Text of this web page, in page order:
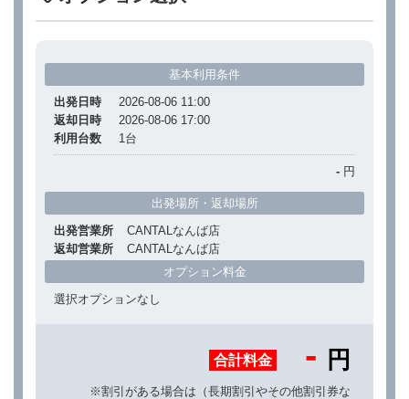
基本利用条件
出発日時
2026-08-06 11:00
返却日時
2026-08-06 17:00
利用台数
1台
- 円
出発場所・返却場所
出発営業所
CANTALなんば店
返却営業所
CANTALなんば店
オプション料金
選択オプションなし
合計料金 - 円
※割引がある場合は（長期割引やその他割引券な